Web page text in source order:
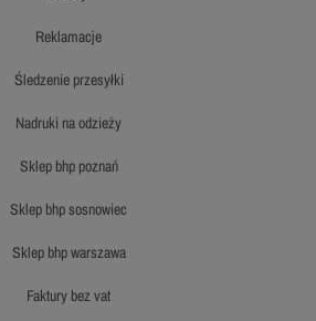
reklamacje
śledzenie przesyłki
nadruki na odzieży
sklep bhp poznań
sklep bhp sosnowiec
sklep bhp warszawa
faktury bez vat